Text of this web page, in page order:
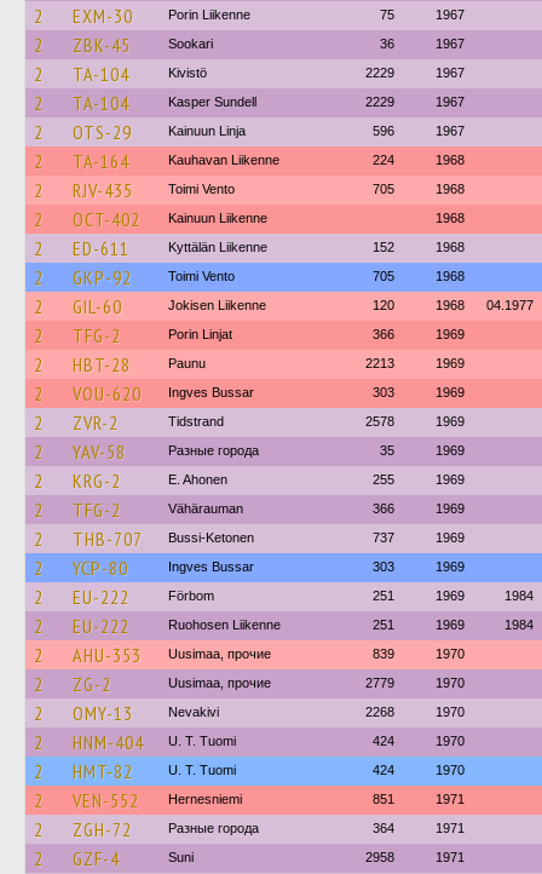
2 EXM-30 Porin Liikenne 75 1967
2 ZBK-45 Sookari 36 1967
2 TA-104 Kivistö 2229 1967
2 TA-104 Kasper Sundell 2229 1967
2 OTS-29 Kainuun Linja 596 1967
2 TA-164 Kauhavan Liikenne 224 1968
2 RJV-435 Toimi Vento 705 1968
2 OCT-402 Kainuun Liikenne 1968
2 ED-611 Kyttälän Liikenne 152 1968
2 GKP-92 Toimi Vento 705 1968
2 GIL-60 Jokisen Liikenne 120 1968 04.1977
2 TFG-2 Porin Linjat 366 1969
2 HBT-28 Paunu 2213 1969
2 VOU-620 Ingves Bussar 303 1969
2 ZVR-2 Tidstrand 2578 1969
2 YAV-58 Разные города 35 1969
2 KRG-2 E. Ahonen 255 1969
2 TFG-2 Vähärauman 366 1969
2 THB-707 Bussi-Ketonen 737 1969
2 YCP-80 Ingves Bussar 303 1969
2 EU-222 Förbom 251 1969 1984
2 EU-222 Ruohosen Liikenne 251 1969 1984
2 AHU-353 Uusimaa, прочие 839 1970
2 ZG-2 Uusimaa, прочие 2779 1970
2 OMY-13 Nevakivi 2268 1970
2 HNM-404 U. T. Tuomi 424 1970
2 HMT-82 U. T. Tuomi 424 1970
2 VEN-552 Hernesniemi 851 1971
2 ZGH-72 Разные города 364 1971
2 GZF-4 Suni 2958 1971